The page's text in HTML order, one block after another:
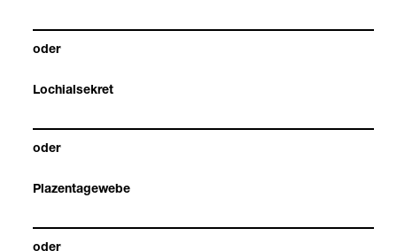
oder
Lochi­al­se­kret
oder
Pla­zen­ta­ge­webe
oder